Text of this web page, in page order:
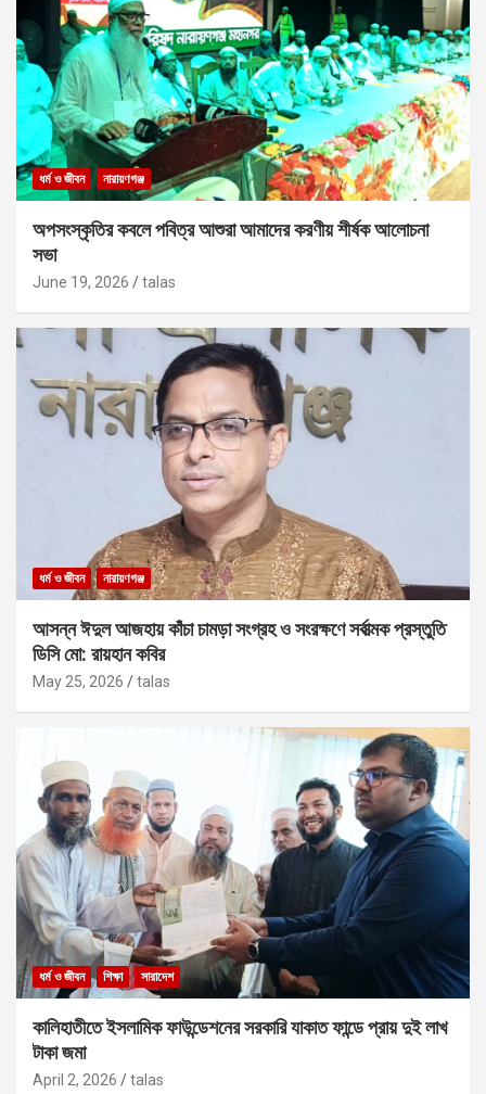
ধর্ম ও জীবন নারায়ণগঞ্জ
অপসংস্কৃতির কবলে পবিত্র আশুরা আমাদের করণীয় শীর্ষক আলোচনা
সভা
June 19, 2026 talas
ধর্ম ও জীবন নারায়ণগঞ্জ
আসন্ন ঈদুল আজহায় কাঁচা চামড়া সংগ্রহ ও সংরক্ষণে সর্বাত্মক প্রস্তুতি
ডিসি মো: রায়হান কবির
May 25, 2026 talas
ধর্ম ও জীবন শিক্ষা সারাদেশ
কালিহাতীতে ইসলামিক ফাউন্ডেশনের সরকারি যাকাত ফান্ডে প্রায় দুই লাখ
টাকা জমা
April 2, 2026 talas